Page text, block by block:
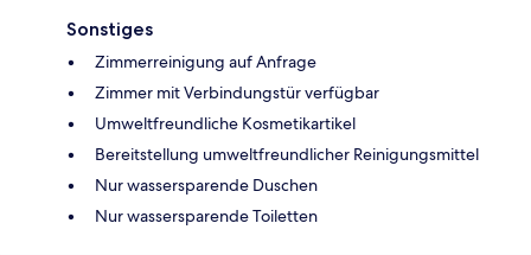
Sonstiges
Zimmerreinigung auf Anfrage
Zimmer mit Verbindungstür verfügbar
Umweltfreundliche Kosmetikartikel
Bereitstellung umweltfreundlicher Reinigungsmittel
Nur wassersparende Duschen
Nur wassersparende Toiletten